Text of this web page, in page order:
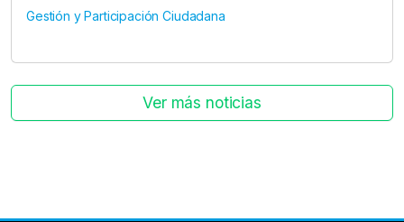
Gestión y Participación Ciudadana
Ver más noticias